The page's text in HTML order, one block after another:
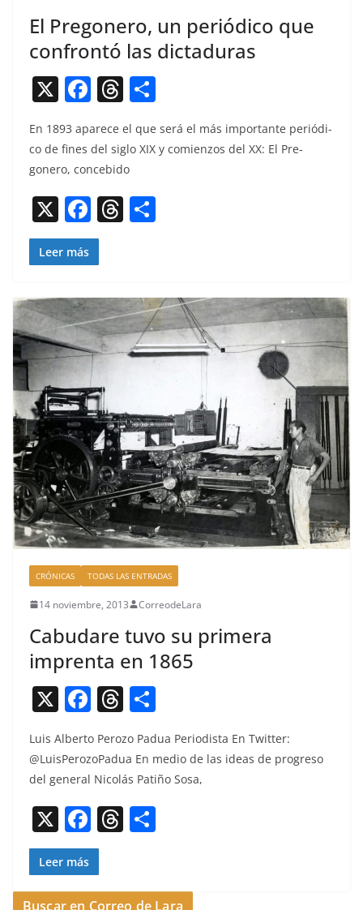
El Pregonero, un periódico que
confrontó las dictaduras
X F
c
e
b
o
o
k
T
h
re
a
d
s
m
p
En 1893 aparece el que será el más impor­tante per­iódi­
co de fines del siglo XIX y comien­zos del XX: El Pre­
gonero, concebido
X F
a
c
b
o
o
k
T
d
s
ar
tir
Leer más
CRÓNICAS TODAS LAS ENTRADAS
14 noviembre, 2013 CorreodeLara
Cabudare tuvo su primera
imprenta en 1865
X F
c
e
b
o
o
k
T
re
a
d
s
o
m
p
Luis Alber­to Per­o­zo Pad­ua Peri­odista En Twit­ter:
@LuisPerozoPadua En medio de las ideas de pro­gre­so
del gen­er­al Nicolás Patiño Sosa,
X F
a
c
e
T
a p
Leer más
Buscar en Correo de Lara